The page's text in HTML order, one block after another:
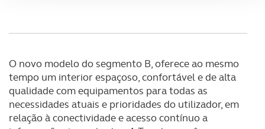
utilização do nosso site de publicidade e de análise, com
O ACP garantirá que as transferências internacionais de
dados pessoais serão realizadas apenas com o seu
consentimento e quando tal se afigure estritamente
necessário no contexto dos serviços a prestar.
O novo modelo do segmento B, oferece ao mesmo
tempo um interior espaçoso, confortável e de alta
qualidade com equipamentos para todas as
necessidades atuais e prioridades do utilizador, em
relação à conectividade e acesso contínuo a